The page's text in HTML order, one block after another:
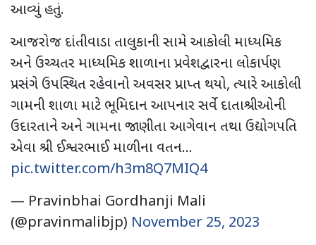
આવ્યું હતું.
આજરોજ દાંતીવાડા તાલુકાની સામે આકોલી માધ્યમિક
અને ઉચ્ચતર માધ્યમિક શાળાના પ્રવેશદ્વારના લોકાર્પણ
પ્રસંગે ઉપસ્થિત રહેવાનો અવસર પ્રાપ્ત થયો, ત્યારે આકોલી
ગામની શાળા માટે ભૂમિદાન આપનાર સર્વે દાતાશ્રીઓની
ઉદારતાને અને ગામના જાણીતા આગેવાન તથા ઉદ્યોગપતિ
એવા શ્રી ઈશ્વરભાઈ માળીના વતન…
pic.twitter.com/h3m8Q7MIQ4
— Pravinbhai Gordhanji Mali
(@pravinmalibjp) November 25, 2023